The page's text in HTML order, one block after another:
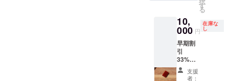
モール
ネ）
キャッ
シュレ
ス財布
カ
ラー：
ネイ
ビー
す
る
10,
000 円
在庫な
し
早期割
引
33%OF
F 希望
小売価
支援
者：